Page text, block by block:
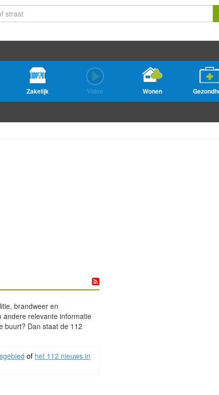
Zakelijk Video Wonen
brandweer en
andere relevante informatie
buurt? Dan staat de 112
of het 112 nieuws in